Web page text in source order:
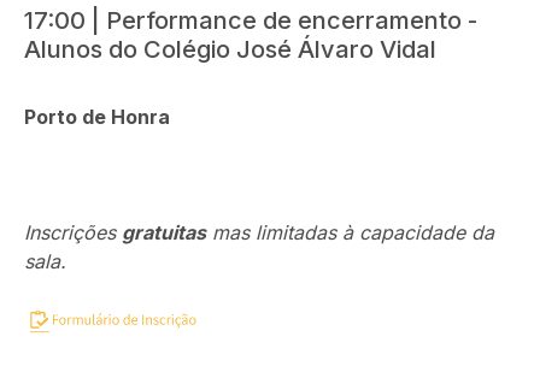
17:00 | Performance de encerramento -
Alunos do Colégio José Álvaro Vidal
Porto de Honra
Inscrições gratuitasmas limitadas à capacidade da
sala.